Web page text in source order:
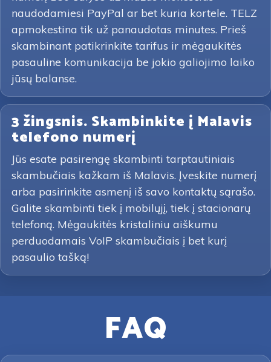
naudodamiesi PayPal ar bet kuria kortele. TELZ
apmokestina tik už panaudotas minutes. Prieš
skambinant patikrinkite tarifus ir mėgaukitės
pasauline komunikacija be jokio galiojimo laiko
jūsų balanse.
3 žingsnis. Skambinkite į Malavis
telefono numerį
Jūs esate pasirengę skambinti tarptautiniais
skambučiais kažkam iš Malavis. Įveskite numerį
arba pasirinkite asmenį iš savo kontaktų sąrašo.
Galite skambinti tiek į mobilųjį, tiek į stacionarų
telefoną. Mėgaukitės kristaliniu aiškumu
perduodamais VoIP skambučiais į bet kurį
pasaulio tašką!
FAQ